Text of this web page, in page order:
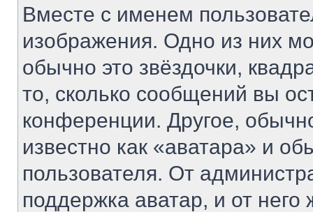
Вместе с именем
изображения. Одно из них
обычно это звёздочки,
то, сколько сообщений вы
конференции. Другое,
известно как «аватара» и
пользователя. От
поддержка аватар, и от него